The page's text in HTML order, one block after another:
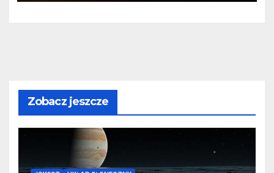
Zobacz jeszcze